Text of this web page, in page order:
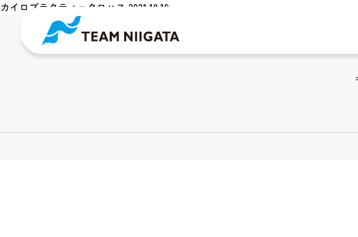
カイロプラクティックロハス 2021.10.19